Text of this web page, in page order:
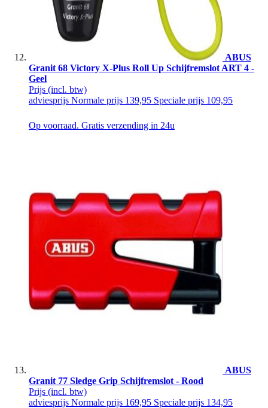
ABUS
Granit 68 Victory X-Plus Roll Up Schijfremslot ART 4 -
Geel
Prijs (incl. btw)
adviesprijs Normale prijs 139,95 Speciale prijs 109,95
Op voorraad. Gratis verzending in 24u
ABUS
Granit 77 Sledge Grip Schijfremslot - Rood
Prijs (incl. btw)
adviesprijs Normale prijs 169,95 Speciale prijs 134,95